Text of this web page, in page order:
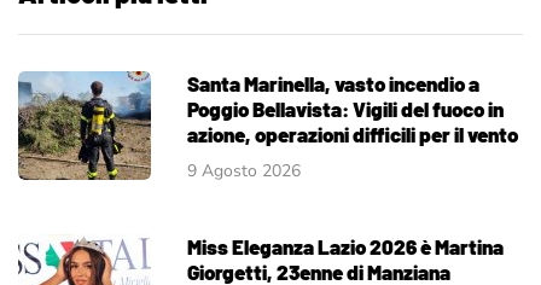
Santa Marinella, vasto incendio a
Poggio Bellavista: Vigili del fuoco in
azione, operazioni difficili per il vento
9 Agosto 2026
Miss Eleganza Lazio 2026 è Martina
Giorgetti, 23enne di Manziana